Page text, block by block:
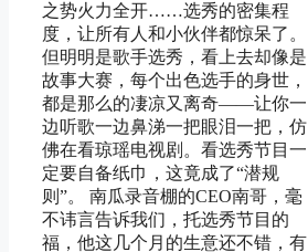
之势火力全开……选秀的密集程
度，让所有人和小伙伴都惊呆了。
但明明是歌手选秀，看上去却像是
故事大赛，每个出色选手的身世，
都是那么的凄凉又离奇——让你一
边听歌一边鼻涕一把眼泪一把，仿
佛在看琼瑶电视剧。看选秀节目一
定要自备纸巾，这竟成了“潜规
则”。 南瓜录音棚的CEO南哥，毫
不讳言告诉我们，托选秀节目的
福，他这几个月的生意还不错，有